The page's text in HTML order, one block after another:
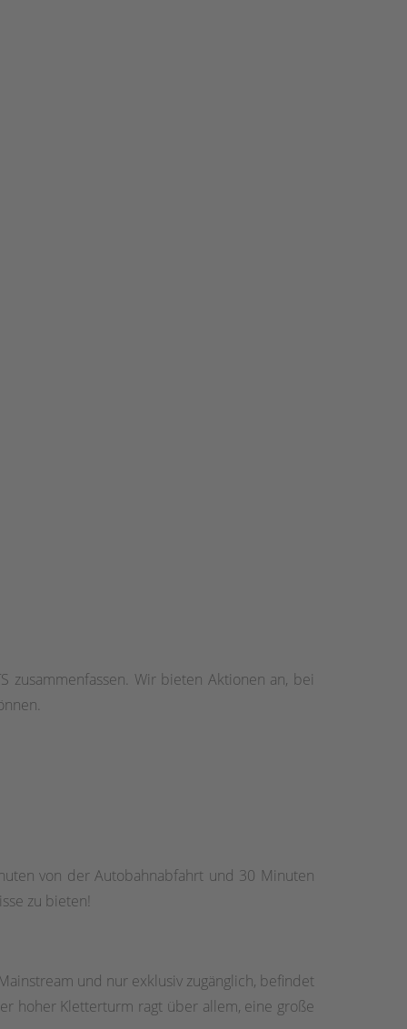
zusammenfassen. Wir bieten Aktionen an, bei
von der Autobahnabfahrt und 30 Minuten
zu bieten!
und nur exklusiv zugänglich, befindet
hoher Kletterturm ragt über allem, eine große